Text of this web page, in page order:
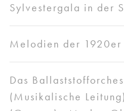
Sylvestergala in der
Melodien der 1920er
Das
(Musikalische